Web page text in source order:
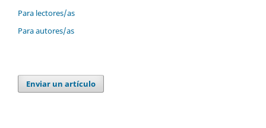
Para lectores/as
Para autores/as
Enviar un artículo